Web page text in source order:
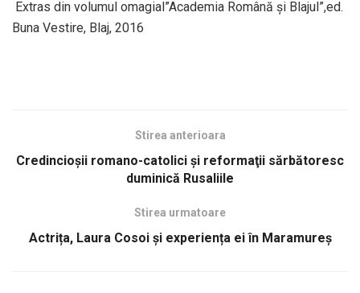
Extras din volumul omagial”Academia Română și Blajul”,ed.
Buna Vestire, Blaj, 2016
Stirea anterioara
Credincioșii romano-catolici şi reformaţii sărbătoresc
duminică Rusaliile
Stirea urmatoare
Actrița, Laura Cosoi și experiența ei în Maramureș